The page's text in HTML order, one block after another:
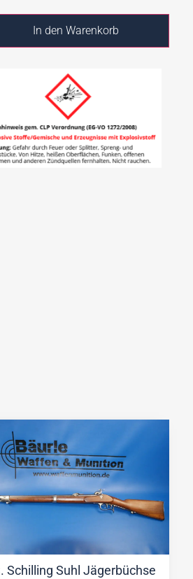
In den Warenkorb
Schilling Suhl Jägerbüchse